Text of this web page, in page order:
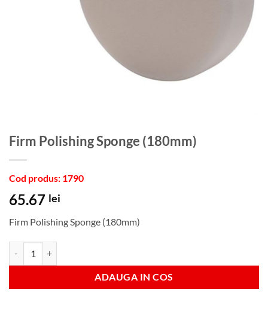
Firm Polishing Sponge (180mm)
Cod produs: 1790
65.67 lei
Firm Polishing Sponge (180mm)
ADAUGA IN COS